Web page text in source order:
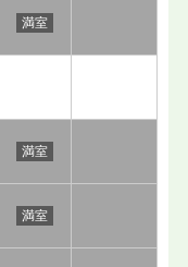
満室
満室
満室